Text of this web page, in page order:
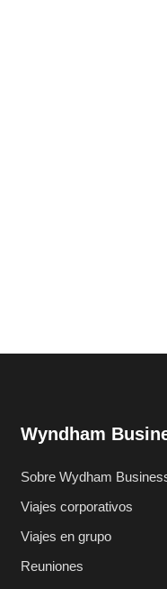
Wyndham
Sobre Wydham
Viajes corporativos
Viajes en grupo
Reuniones